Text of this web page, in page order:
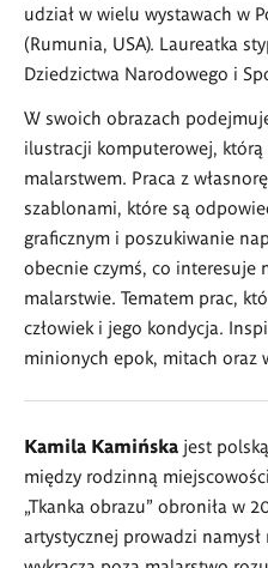
udział w wielu wystawach w
(Rumunia, USA). Laureatka
Dziedzictwa Narodowego i
W swoich obrazach
ilustracji komputerowej,
malarstwem. Praca z
szablonami, które są
graficznym i poszukiwanie
obecnie czymś, co interesuje
malarstwie. Tematem prac,
człowiek i jego kondycja.
minionych epok, mitach oraz
Kamila Kamińska jest
między rodzinną
„Tkanka obrazu” obroniła w
artystycznej prowadzi